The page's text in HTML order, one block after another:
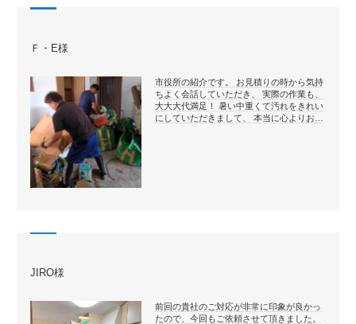
Ｆ・E様
市役所の紹介です。 お見積りの時から気持
ちよく会話していただき、 実際の作業も、
大大大代満足！ 暑い中重くて汚れをきれい
にしていただきまして、 本当に心よりお…
JIRO様
前回の貴社のご対応が非常に印象が良かっ
たので、今回もご依頼させて頂きました。